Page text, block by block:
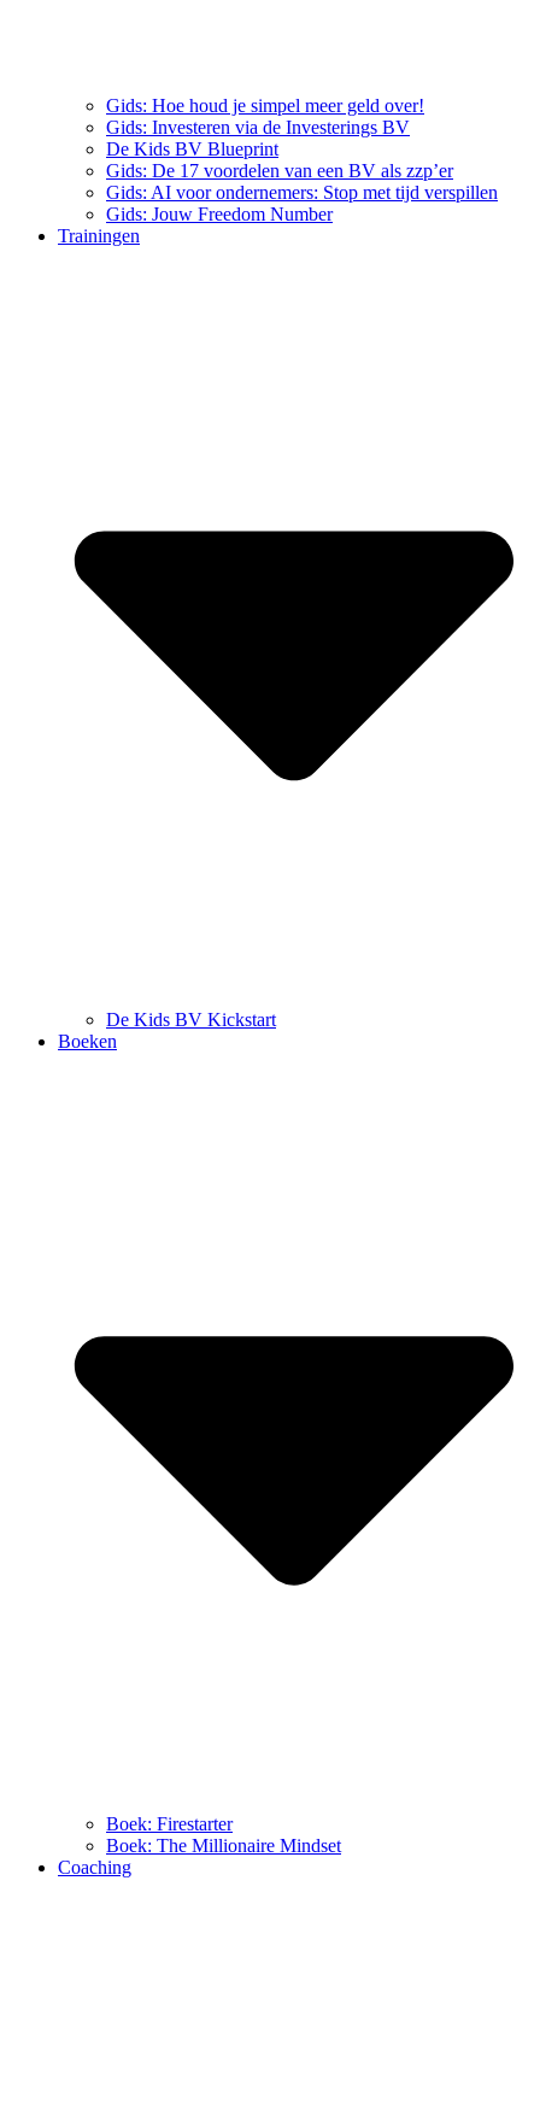
Gids: Hoe houd je simpel meer geld over!
Gids: Investeren via de Investerings BV
De Kids BV Blueprint
Gids: De 17 voordelen van een BV als zzp’er
Gids: AI voor ondernemers: Stop met tijd verspillen
Gids: Jouw Freedom Number
Trainingen
De Kids BV Kickstart
Boeken
Boek: Firestarter
Boek: The Millionaire Mindset
Coaching